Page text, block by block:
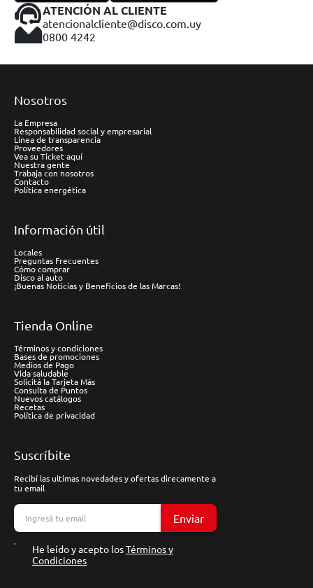
ATENCIÓN AL CLIENTE
atencionalcliente@disco.com.uy
0800 4242
Nosotros
La Empresa
Responsabilidad social y empresarial
Línea de transparencia
Proveedores
Vea su Ticket aquí
Nuestra gente
Trabaja con nosotros
Contacto
Política energética
Información útil
Locales
Preguntas Frecuentes
Cómo comprar
Disco al auto
¡Buenas Noticias y Beneficios de las Marcas!
Tienda Online
Términos y condiciones
Bases de promociones
Medios de Pago
Vida saludable
Solicitá la Tarjeta Más
Consulta de Puntos
Nuevos catálogos
Recetas
Política de privacidad
Suscríbite
Recibí las ultimas novedades y ofertas direcamente a
tu email
Enviar
He leído y acepto losTérminos y
Condiciones